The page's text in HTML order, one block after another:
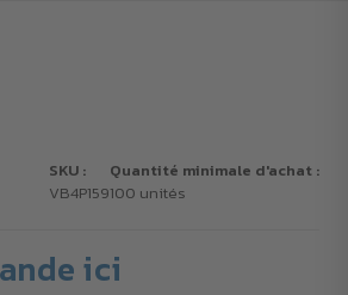
SKU :
VB4P159
Quantité minimale d'achat :
100 unités
ici